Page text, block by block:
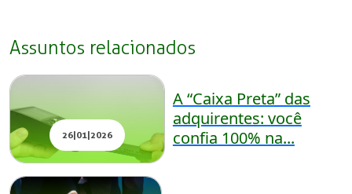
Assuntos relacionados
26|01|2026
A “Caixa Preta” das
adquirentes: você
confia 100% na...